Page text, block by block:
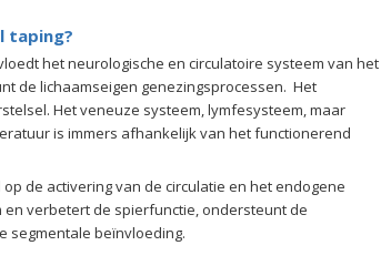
taping?
het neurologische en circulatoire systeem van het
de lichaamseigen genezingsprocessen. Het
Het veneuze systeem, lymfesysteem, maar
is immers afhankelijk van het functionerend
de activering van de circulatie en het endogene
en verbetert de spierfunctie, ondersteunt de
segmentale beïnvloeding.